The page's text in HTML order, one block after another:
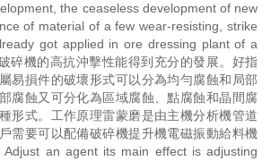
the ceaseless development of new
of material of a few wear-resisting, strike
got applied in ore dressing plant of a
碎機的高抗沖擊性能得到充分的發展。好指
易損件的破壞形式可以分為均勻腐蝕和局部
腐蝕又可分化為區域腐蝕、點腐蝕和晶間腐
形式。工作原理雷蒙磨是由主機分析機管道
需要可以配備破碎機提升機電磁振動給料機
an agent its main effect is adjusting